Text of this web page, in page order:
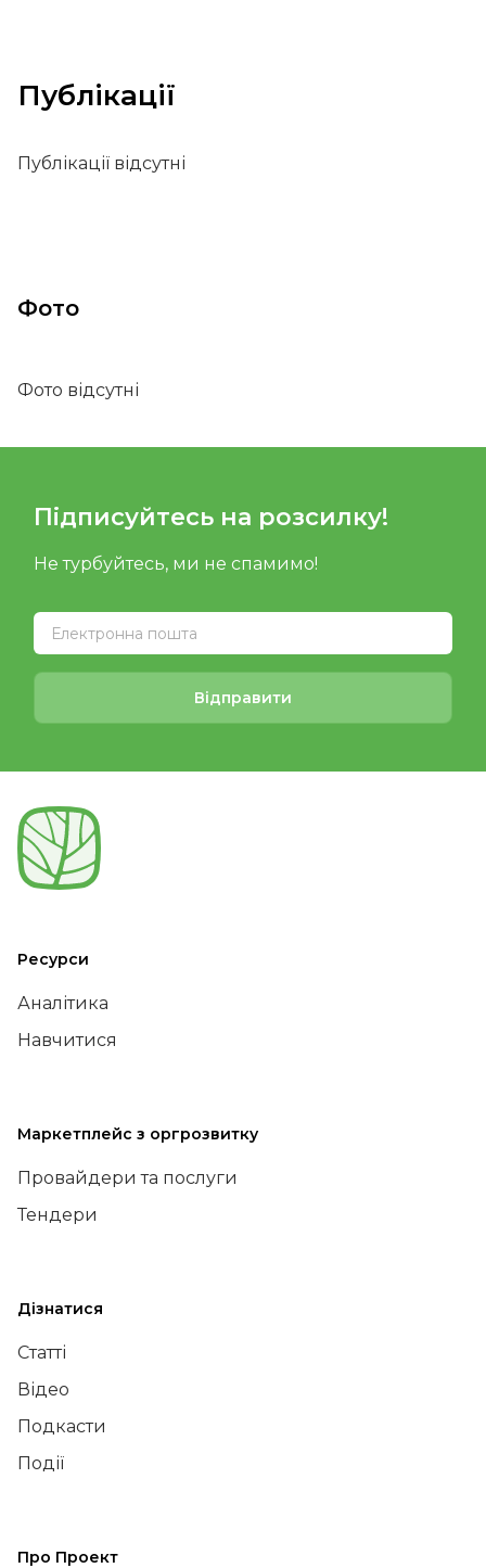
Публікації
Публікації відсутні
Фото
Фото відсутні
Підписуйтесь на розсилку!
Не турбуйтесь, ми не спамимо!
Відправити
Ресурси
Аналітика
Навчитися
Маркетплейс з оргрозвитку
Провайдери та послуги
Тендери
Дізнатися
Статті
Відео
Подкасти
Події
Про Проект